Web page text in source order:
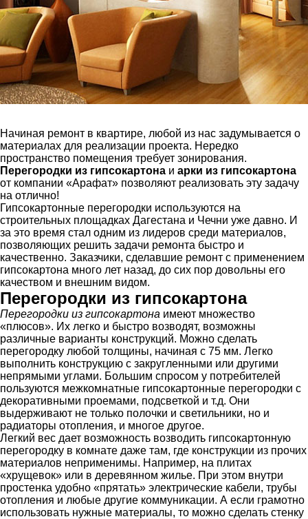
Начиная ремонт в квартире, любой из нас задумывается о
материалах для реализации проекта. Нередко
пространство помещения требует зонирования.
Перегородки из гипсокартона и арки из гипсокартона
от компании «Арафат» позволяют реализовать эту задачу
на отлично!
Гипсокартонные перегородки используются на
строительных площадках Дагестана и Чечни уже давно. И
за это время стал одним из лидеров среди материалов,
позволяющих решить задачи ремонта быстро и
качественно. Заказчики, сделавшие ремонт с применением
гипсокартона много лет назад, до сих пор довольны его
качеством и внешним видом.
Перегородки из гипсокартона
Перегородки из гипсокартона имеют множество
«плюсов». Их легко и быстро возводят, возможны
различные варианты конструкций. Можно сделать
перегородку любой толщины, начиная с 75 мм. Легко
выполнить конструкцию с закругленными или другими
непрямыми углами. Большим спросом у потребителей
пользуются межкомнатные гипсокартонные перегородки с
декоративными проемами, подсветкой и т.д. Они
выдерживают не только полочки и светильники, но и
радиаторы отопления, и многое другое.
Легкий вес дает возможность возводить гипсокартонную
перегородку в комнате даже там, где конструкции из прочих
материалов неприменимы. Например, на плитах
«хрущевок» или в деревянном жилье. При этом внутри
простенка удобно «прятать» электрические кабели, трубы
отопления и любые другие коммуникации. А если грамотно
использовать нужные материалы, то можно сделать стенку